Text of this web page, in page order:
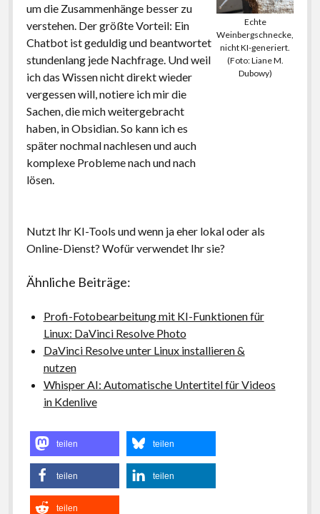
um die Zusammenhänge besser zu
verstehen. Der größte Vorteil: Ein
Chatbot ist geduldig und beantwortet
stundenlang jede Nachfrage. Und weil
ich das Wissen nicht direkt wieder
vergessen will, notiere ich mir die
Sachen, die mich weitergebracht
haben, in Obsidian. So kann ich es
später nochmal nachlesen und auch
komplexe Probleme nach und nach
lösen.
Echte
Weinbergschnecke,
nicht KI-generiert.
(Foto: Liane M.
Dubowy)
Nutzt Ihr KI-Tools und wenn ja eher lokal oder als
Online-Dienst? Wofür verwendet Ihr sie?
Ähnliche Beiträge:
Profi-Fotobearbeitung mit KI-Funktionen für
Linux: DaVinci Resolve Photo
DaVinci Resolve unter Linux installieren &
nutzen
Whisper AI: Automatische Untertitel für Videos
in Kdenlive
teilen teilen
teilen teilen
teilen